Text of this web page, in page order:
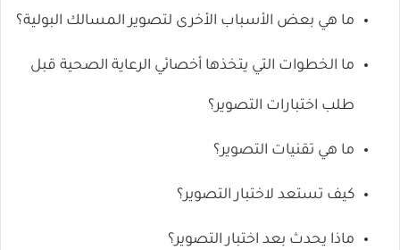
ما هي بعض الأسباب الأخرى لتصوير المسالك البولية؟
ما الخطوات التي يتخذها أخصائي الرعاية الصحية قبل
طلب اختبارات التصوير؟
ما هي تقنيات التصوير؟
كيف تستعد لاختبار التصوير؟
ماذا يحدث بعد اختبار التصوير؟